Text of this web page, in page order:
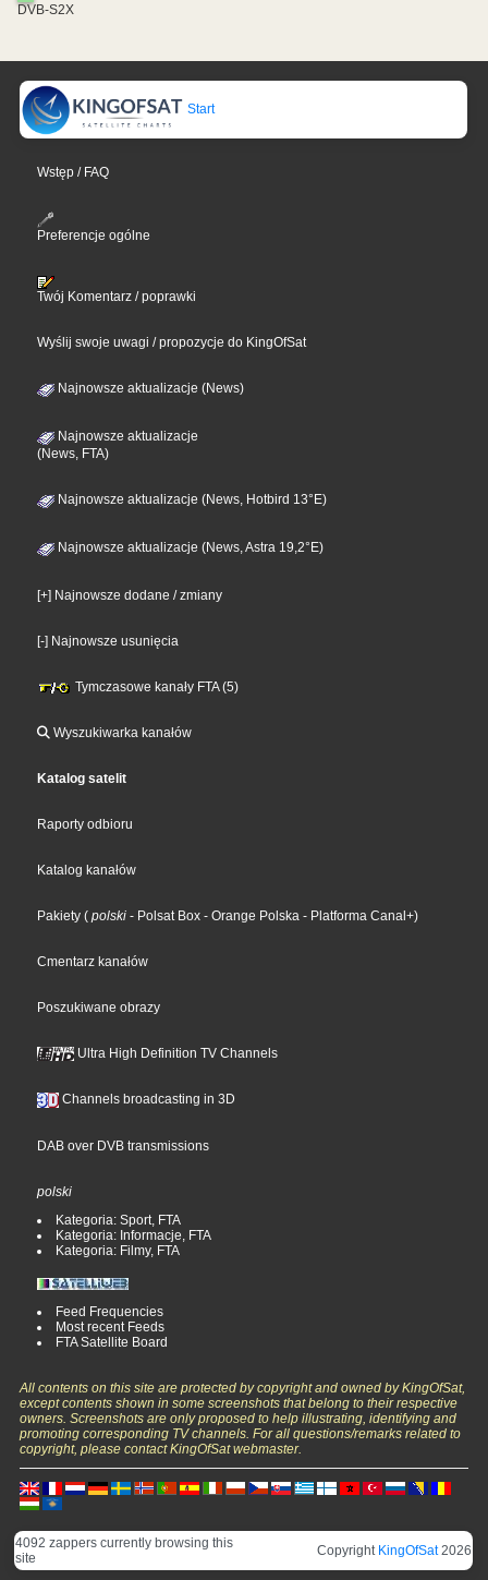
DVB-S2X
Start
Wstęp / FAQ
Preferencje ogólne
Twój Komentarz / poprawki
Wyślij swoje uwagi / propozycje do KingOfSat
Najnowsze aktualizacje (News)
Najnowsze aktualizacje
(News, FTA)
Najnowsze aktualizacje (News, Hotbird 13°E)
Najnowsze aktualizacje (News, Astra 19,2°E)
[+] Najnowsze dodane / zmiany
[-] Najnowsze usunięcia
Tymczasowe kanały FTA (5)
Wyszukiwarka kanałów
Katalog satelit
Raporty odbioru
Katalog kanałów
Pakiety ( polski - Polsat Box - Orange Polska - Platforma Canal+)
Cmentarz kanałów
Poszukiwane obrazy
Ultra High Definition TV Channels
Channels broadcasting in 3D
DAB over DVB transmissions
polski
Kategoria: Sport, FTA
Kategoria: Informacje, FTA
Kategoria: Filmy, FTA
Feed Frequencies
Most recent Feeds
FTA Satellite Board
All contents on this site are protected by copyright and owned by KingOfSat,
except contents shown in some screenshots that belong to their respective
owners. Screenshots are only proposed to help illustrating, identifying and
promoting corresponding TV channels. For all questions/remarks related to
copyright, please contact KingOfSat webmaster.
4092 zappers currently browsing this
site
Copyright KingOfSat2026